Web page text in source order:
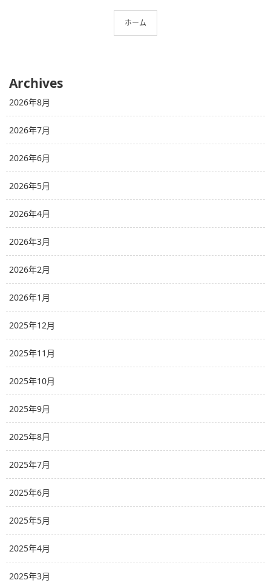
ホーム
Archives
2026年8月
2026年7月
2026年6月
2026年5月
2026年4月
2026年3月
2026年2月
2026年1月
2025年12月
2025年11月
2025年10月
2025年9月
2025年8月
2025年7月
2025年6月
2025年5月
2025年4月
2025年3月